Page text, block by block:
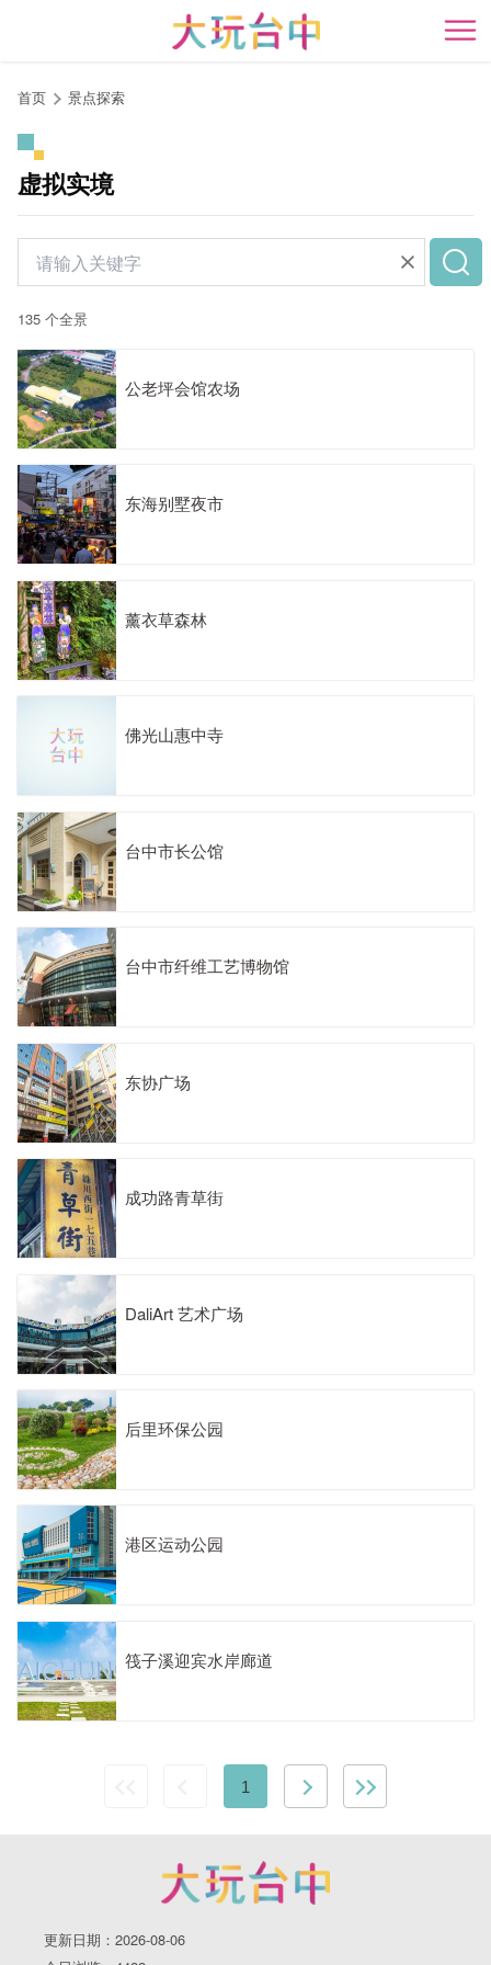
开
首页 景点探索
虚拟实境
135 个全景
公老坪会馆农场
东海别墅夜市
薰衣草森林
佛光山惠中寺
台中市长公馆
台中市纤维工艺博物馆
东协广场
成功路青草街
DaliArt 艺术广场
后里环保公园
港区运动公园
筏子溪迎宾水岸廊道
1
更新日期：2026-08-06